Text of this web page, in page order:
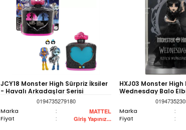
JCY18 Monster High Sürpriz İksiler
- Havalı Arkadaşlar Serisi
0194735279180
Marka
: MATTEL
Fiyat : Giriş Yapınız...
HXJ03 Monster
Wednesday Balo
Marka
:
Fiyat :